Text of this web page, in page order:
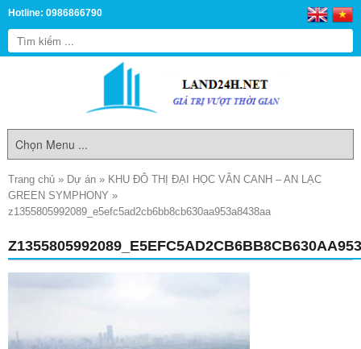
Hotline: 0986866790
Trang chủ » Dự án » KHU ĐÔ THỊ ĐẠI HỌC VÂN CANH – AN LẠC
GREEN SYMPHONY »
z1355805992089_e5efc5ad2cb6bb8cb630aa953a8438aa